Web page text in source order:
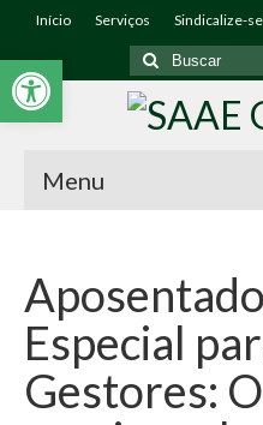
Abrir a barra de ferramentas
Início Serviços Sindicalize-se
Menu
O Sindicato
Associe-se
Diretoria
Especial
Gestores: